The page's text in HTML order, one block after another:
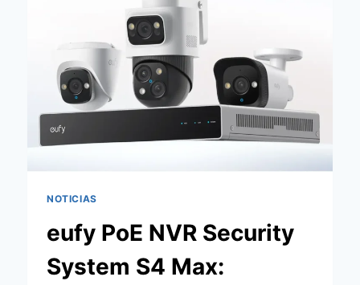
NOTICIAS
eufy PoE NVR Security
System S4 Max: